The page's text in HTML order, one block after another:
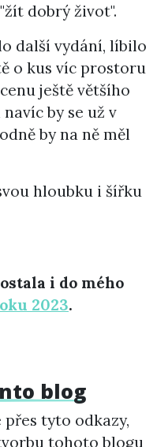
dobrý život".
další vydání, líbilo
o kus víc prostoru
ještě většího
by se už v
by na ně měl
hloubku i šířku
i do mého
2023.
blog
tyto odkazy,
tohoto blogu